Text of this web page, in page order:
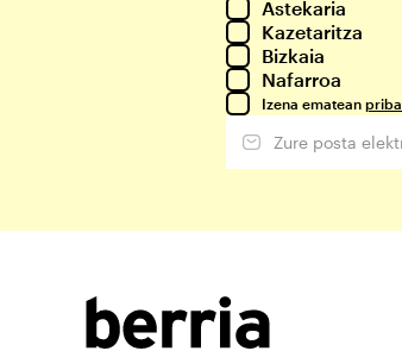
Astekaria
Kazetaritza
Bizkaia
Nafarroa
Izena ematean